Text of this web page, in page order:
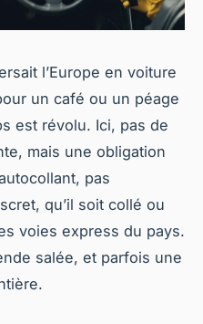
l’Europe en voiture
un café ou un péage
est révolu. Ici, pas de
mais une obligation
pas
qu’il soit collé ou
voies express du pays.
salée, et parfois une